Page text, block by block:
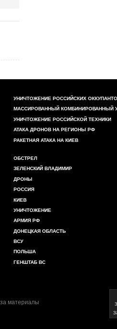
УНИЧТОЖЕНИЕ РОССИЙСКИХ
МАССИРОВАННЫЙ КОМБИНИРОВАННЫЙ
УНИЧТОЖЕНИЕ РОССИЙСКОЙ ТЕХНИКИ
АТАКА ДРОНОВ НА РЕГИОНЫ РФ
РАКЕТНАЯ АТАКА НА КИЕВ
ОБСТРЕЛ
ЗЕЛЕНСКИЙ ВЛАДИМИР
ДРОНЫ
РОССИЯ
КИЕВ
УНИЧТОЖЕНИЕ
АРМИЯ РФ
ДОНЕЦКАЯ ОБЛАСТЬ
ВСУ
ПОЛЬША
ГЕНШТАБ ВС
материалы